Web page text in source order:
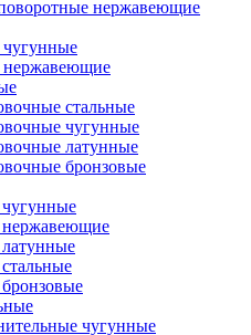
нержавеющие
нержавеющие
стальные
чугунные
латунные
бронзовые
чугунные